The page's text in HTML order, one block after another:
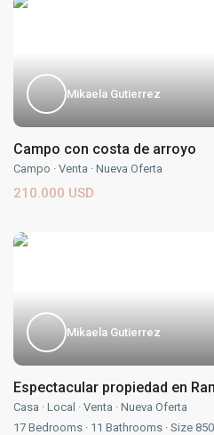
Mikaela Gutierrez
Campo con costa de arroyo
Campo · Venta · Nueva Oferta
210.000 USD
Mikaela Gutierrez
Espectacular propiedad en
Casa · Local · Venta · Nueva Oferta
17 Bedrooms · 11 Bathrooms · Size